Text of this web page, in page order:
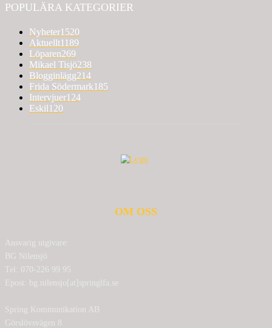
POPULÄRA KATEGORIER
Nyheter1520
Aktuellt1189
Löparen269
Mikael Tisjö238
Blogginlägg214
Frida Södermark185
Intervjuer124
Eskil120
OM OSS
Ansvarig utgivare:
BG Nilensjö
Tel: 070-226 99 95
Epost: bg.nilensjo[at]springlfa.se
Spring Kommunikation AB
Görslövsvägen 8